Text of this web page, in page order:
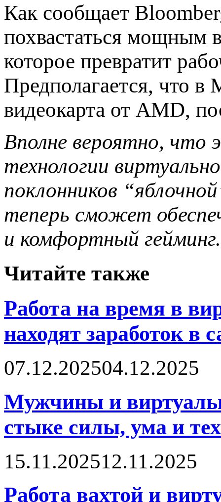
Как сообщает
похвастаться мощным
которое превратит
Предполагается, что в
видеокарта от AMD,
Вполне вероятно,
технологии
поклонников
теперь сможет
и комфортный гейминг.
Читайте также
Работа на время в
находят заработок в
07.12.202504.12.2025
Мужчины и
стыке силы, ума и
15.11.202512.11.2025
Работа вахтой и